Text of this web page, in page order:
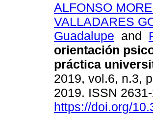
ALFONSO
VALLADARES
Guadalupe and
orientación
práctica
2019, vol.6, n.3,
2019. ISSN
https://doi.org/